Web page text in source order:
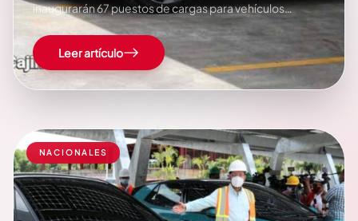
inaugurarán 67 puestos de cargas para vehículos
eléctricos en Nicaragua. Estos nuevos puestos son
parte de las acciones que se van desarrollando en
Nicaragua, para avanzar en la transición de la movilidad
eléctrica. «Mañana jueves a las 10 de…
Leer artículo
NACIONALES